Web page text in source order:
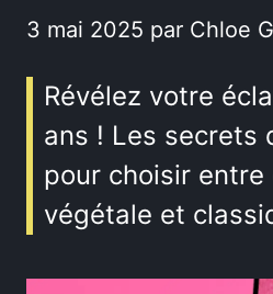
3 mai 2025 par Chloe
Révélez votre
ans ! Les secrets
pour choisir entre
végétale et